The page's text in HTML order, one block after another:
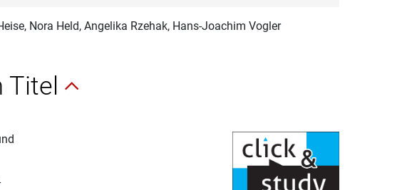
Nora Held, Angelika Rzehak, Hans-Joachim Vogler